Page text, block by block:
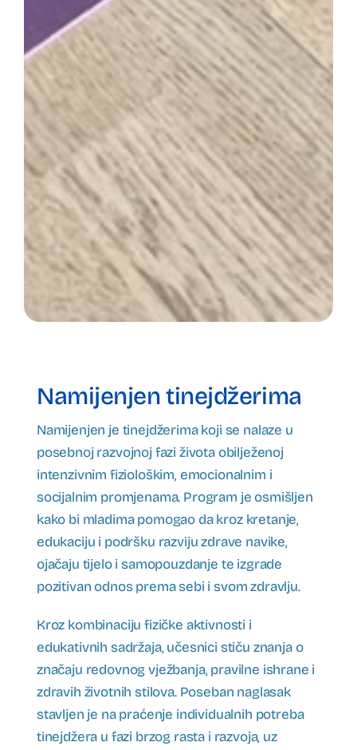
Namijenjen tinejdžerima
Namijenjen je tinejdžerima koji se nalaze u
posebnoj razvojnoj fazi života obilježenoj
intenzivnim fiziološkim, emocionalnim i
socijalnim promjenama. Program je osmišljen
kako bi mladima pomogao da kroz kretanje,
edukaciju i podršku razviju zdrave navike,
ojačaju tijelo i samopouzdanje te izgrade
pozitivan odnos prema sebi i svom zdravlju.
Kroz kombinaciju fizičke aktivnosti i
edukativnih sadržaja, učesnici stiču znanja o
značaju redovnog vježbanja, pravilne ishrane i
zdravih životnih stilova. Poseban naglasak
stavljen je na praćenje individualnih potreba
tinejdžera u fazi brzog rasta i razvoja, uz